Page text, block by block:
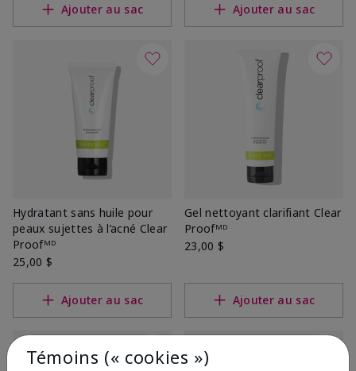
Ajouter au sac Ajouter au sac
Hydratant sans huile pour
peaux sujettes à l’acné Clear
Proofᴹᴰ
25,00 $
Ajouter au sac
Gel nettoyant clarifiant Clear
Proofᴹᴰ
23,00 $
Ajouter au sac
Témoins (« cookies »)